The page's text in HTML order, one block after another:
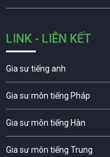
LINK - LIÊN KẾT
Gia sư tiếng anh
Gia sư môn tiếng Pháp
Gia sư môn tiếng Hàn
Gia sư môn tiếng Trung